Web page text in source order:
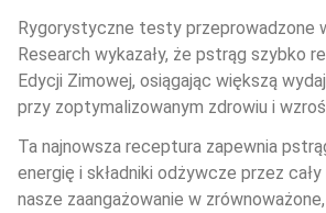
Rygorystyczne testy przeprowadzone
Research wykazały, że pstrąg szybko
Edycji Zimowej, osiągając większą
przy zoptymalizowanym zdrowiu i
Ta najnowsza receptura zapewnia
energię i składniki odżywcze przez
nasze zaangażowanie w